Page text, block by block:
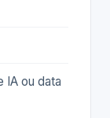
IA ou data